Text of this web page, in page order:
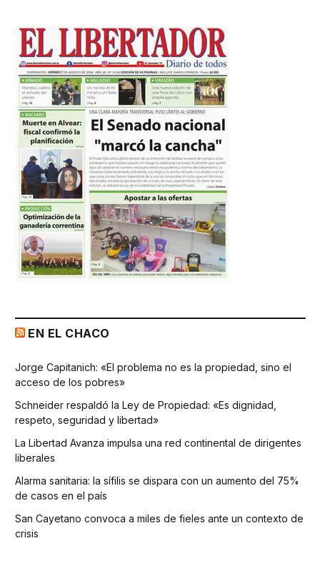
EN EL CHACO
Jorge Capitanich: «El problema no es la propiedad, sino el
acceso de los pobres»
Schneider respaldó la Ley de Propiedad: «Es dignidad,
respeto, seguridad y libertad»
La Libertad Avanza impulsa una red continental de dirigentes
liberales
Alarma sanitaria: la sífilis se dispara con un aumento del 75%
de casos en el país
San Cayetano convoca a miles de fieles ante un contexto de
crisis